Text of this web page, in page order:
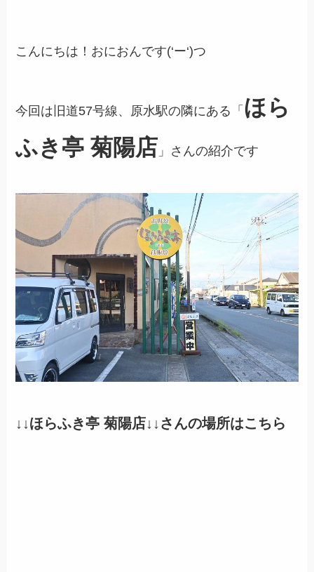
こんにちは！おにおんです(‘ー‘)つ
今回は旧道57号線、原水駅の隣にある「 ほら
ふき亭 菊陽店 」さんの紹介です
↓↓ほらふき亭 菊陽店↓↓さんの場所はこちら